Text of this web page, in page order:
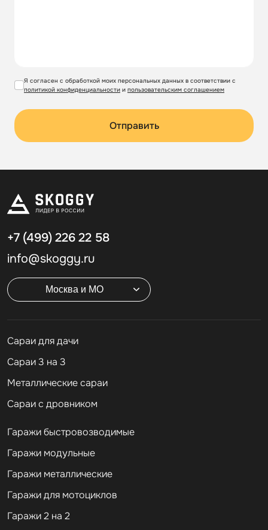
Я согласен с обработкой моих персональных данных в соответствии с
политикой конфиденциальности и пользовательским соглашением
Отправить
+7 (499) 226 22 58
info@skoggy.ru
Москва и МО
Cараи для дачи
Сараи 3 на 3
Металлические сараи
Сараи с дровником
Гаражи быстровозводимые
Гаражи модульные
Гаражи металлические
Гаражи для мотоциклов
Гаражи 2 на 2